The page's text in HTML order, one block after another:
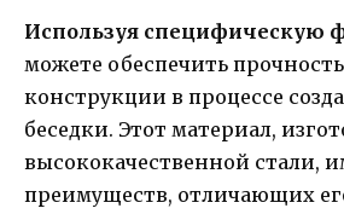
Используя специфическую
можете обеспечить
конструкции в процессе
беседки. Этот материал,
высококачественной стали,
преимуществ, отличающих